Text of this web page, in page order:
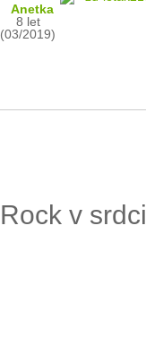
Anetka
8 let
(03/2019)
Rock v srdci